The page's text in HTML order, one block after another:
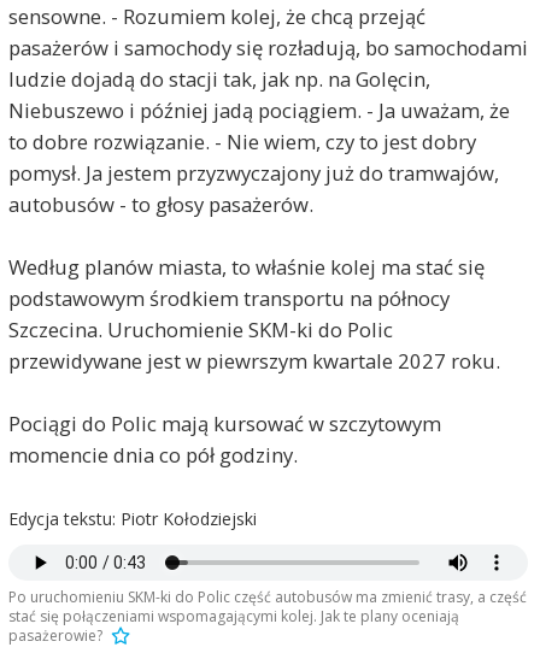
sensowne. - Rozumiem kolej, że chcą przejąć
pasażerów i samochody się rozładują, bo samochodami
ludzie dojadą do stacji tak, jak np. na Golęcin,
Niebuszewo i później jadą pociągiem. - Ja uważam, że
to dobre rozwiązanie. - Nie wiem, czy to jest dobry
pomysł. Ja jestem przyzwyczajony już do tramwajów,
autobusów - to głosy pasażerów.
Według planów miasta, to właśnie kolej ma stać się
podstawowym środkiem transportu na północy
Szczecina. Uruchomienie SKM-ki do Polic
przewidywane jest w piewrszym kwartale 2027 roku.
Pociągi do Polic mają kursować w szczytowym
momencie dnia co pół godziny.
Edycja tekstu: Piotr Kołodziejski
Po uruchomieniu SKM-ki do Polic część autobusów ma zmienić trasy, a część
stać się połączeniami wspomagającymi kolej. Jak te plany oceniają
pasażerowie?